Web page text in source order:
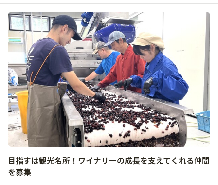
目指すは観光名所！ワイナリーの成長を支えてくれる仲間
を募集